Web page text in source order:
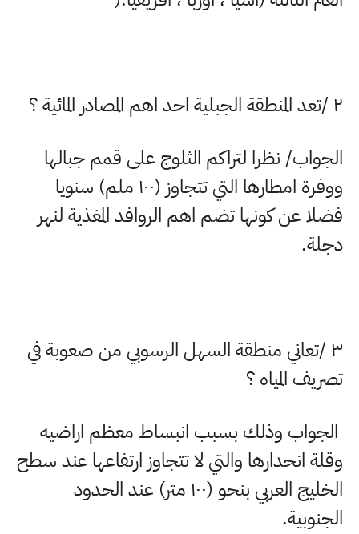
۲ /تعد المنطقة الجبلية احد اهم المصادر المائية ؟
الجواب/ نظرا لتراكم الثلوج على قمم جبالها
ووفرة امطارها التي تتجاوز (۱۰۰ ملم) سنويا
فضلا عن كونها تضم اهم الروافد المغذية لنهر
دجلة.
۳ /تعاني منطقة السهل الرسوبي من صعوبة في
تصريف المياه ؟
الجواب وذلك بسبب انبساط معظم اراضيه
وقلة انحدارها والتي لا تتجاوز ارتفاعها عند سطح
الخليج العربي بنحو (۱۰۰ متر) عند الحدود
الجنوبية.